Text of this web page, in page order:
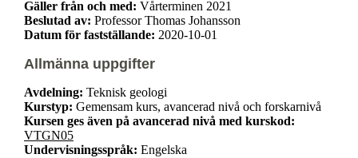
Gäller från och med: Vårterminen 2021
Beslutad av: Professor Thomas Johansson
Datum för fastställande: 2020-10-01
Allmänna uppgifter
Avdelning: Teknisk geologi
Kurstyp: Gemensam kurs, avancerad nivå och forskarnivå
Kursen ges även på avancerad nivå med kurskod:
VTGN05
Undervisningsspråk: Engelska